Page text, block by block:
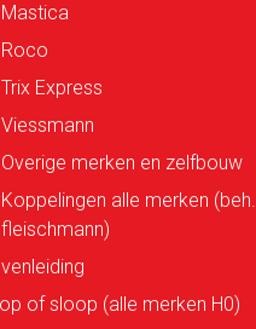
Mastica
Roco
Trix Express
Viessmann
Overige merken en zelfbouw
Koppelingen alle merken (beh.
fleischmann)
of sloop (alle merken H0)